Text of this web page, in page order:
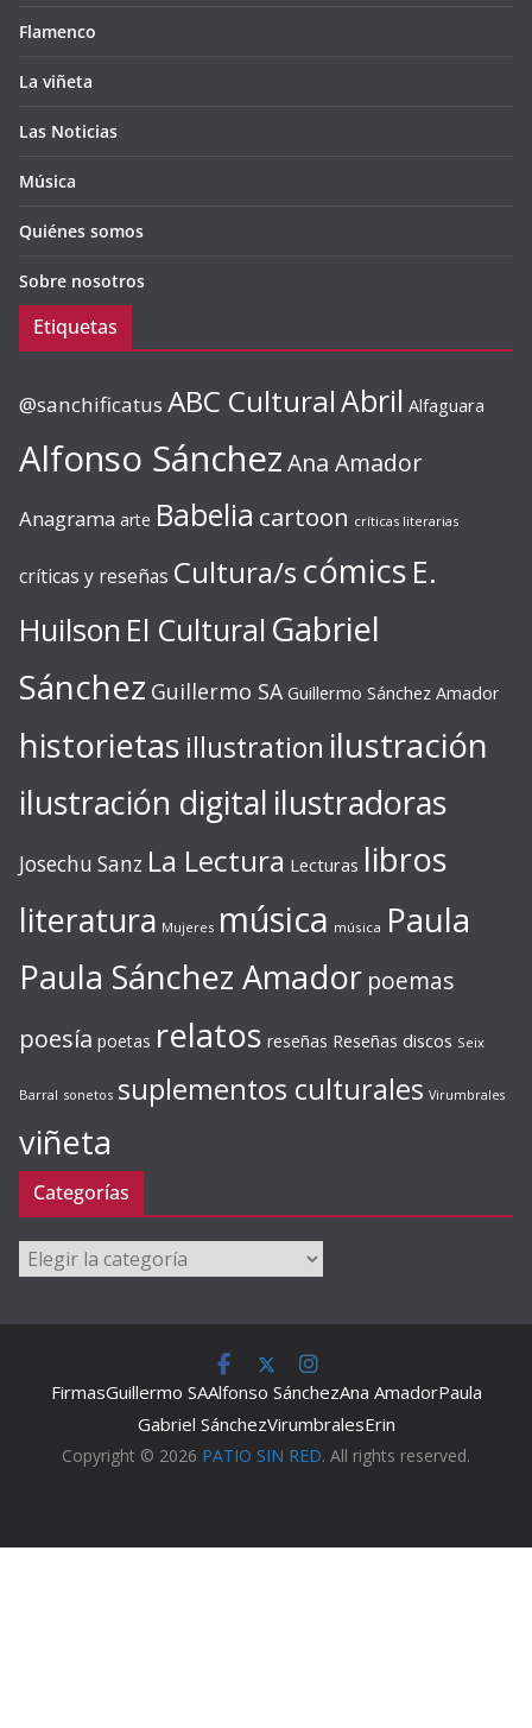
Flamenco
La viñeta
Las Noticias
Música
Quiénes somos
Sobre nosotros
Etiquetas
@sanchificatus ABC CulturalAbril Alfaguara
Alfonso SánchezAna Amador
Anagrama arte Babelia cartoon críticas literarias
críticas y reseñas Cultura/s cómics E.
Huilson El Cultural Gabriel
Sánchez Guillermo SA Guillermo Sánchez Amador
historietas illustration ilustración
ilustración digital ilustradoras
Josechu Sanz La Lectura Lecturas libros
literatura Mujeres música música Paula
Paula Sánchez Amador poemas
poesía poetas relatos reseñas Reseñas discos Seix
Barral sonetos suplementos culturales Virumbrales
viñeta
Categorías
Categorías
FirmasGuillermo SAAlfonso SánchezAna AmadorPaula
Gabriel SánchezVirumbralesErin
Copyright © 2026 PATIO SIN RED. All rights reserved.